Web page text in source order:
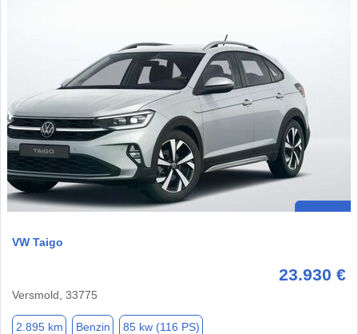
VW Taigo
23.930 €
Versmold, 33775
2.895 km Benzin 85 kw (116 PS)